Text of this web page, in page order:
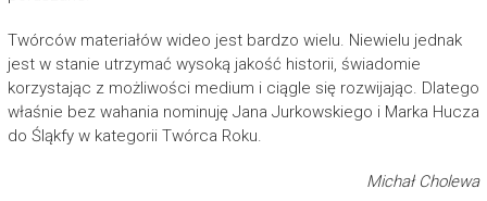
Twórców materiałów wideo jest bardzo wielu. Niewielu jednak
jest w stanie utrzymać wysoką jakość historii, świadomie
korzystając z możliwości medium i ciągle się rozwijając. Dlatego
właśnie bez wahania nominuję Jana Jurkowskiego i Marka Hucza
do Śląkfy w kategorii Twórca Roku.
Michał Cholewa